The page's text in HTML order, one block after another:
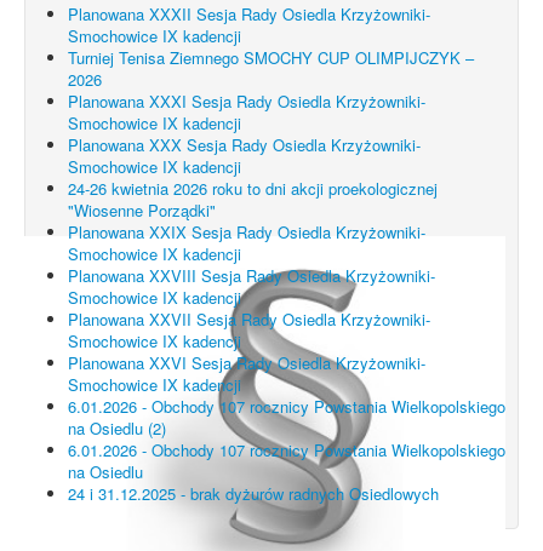
Planowana XXXII Sesja Rady Osiedla Krzyżowniki-
Smochowice IX kadencji
Turniej Tenisa Ziemnego SMOCHY CUP OLIMPIJCZYK –
2026
Planowana XXXI Sesja Rady Osiedla Krzyżowniki-
Smochowice IX kadencji
Planowana XXX Sesja Rady Osiedla Krzyżowniki-
Smochowice IX kadencji
24-26 kwietnia 2026 roku to dni akcji proekologicznej
"Wiosenne Porządki"
Planowana XXIX Sesja Rady Osiedla Krzyżowniki-
Smochowice IX kadencji
Planowana XXVIII Sesja Rady Osiedla Krzyżowniki-
Smochowice IX kadencji
Planowana XXVII Sesja Rady Osiedla Krzyżowniki-
Smochowice IX kadencji
Planowana XXVI Sesja Rady Osiedla Krzyżowniki-
Smochowice IX kadencji
6.01.2026 - Obchody 107 rocznicy Powstania Wielkopolskiego
na Osiedlu (2)
6.01.2026 - Obchody 107 rocznicy Powstania Wielkopolskiego
na Osiedlu
24 i 31.12.2025 - brak dyżurów radnych Osiedlowych